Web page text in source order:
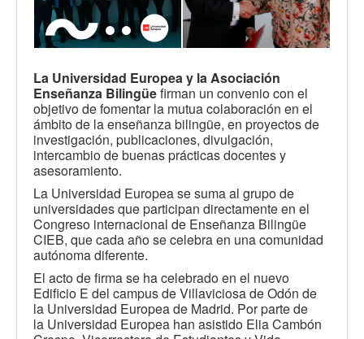
La Universidad Europea y la Asociación
Enseñanza Bilingüefirman un convenio con el
objetivo de fomentar la mutua colaboración en el
ámbito de la enseñanza bilingüe, en proyectos de
investigación, publicaciones, divulgación,
intercambio de buenas prácticas docentes y
asesoramiento.
La Universidad Europea se suma al grupo de
universidades que participan directamente en el
Congreso internacional de Enseñanza Bilingüe
CIEB, que cada año se celebra en una comunidad
autónoma diferente.
El acto de firma se ha celebrado en el nuevo
Edificio E del campus de Villaviciosa de Odón de
la Universidad Europea de Madrid. Por parte de
la Universidad Europea han asistido Elia Cambón